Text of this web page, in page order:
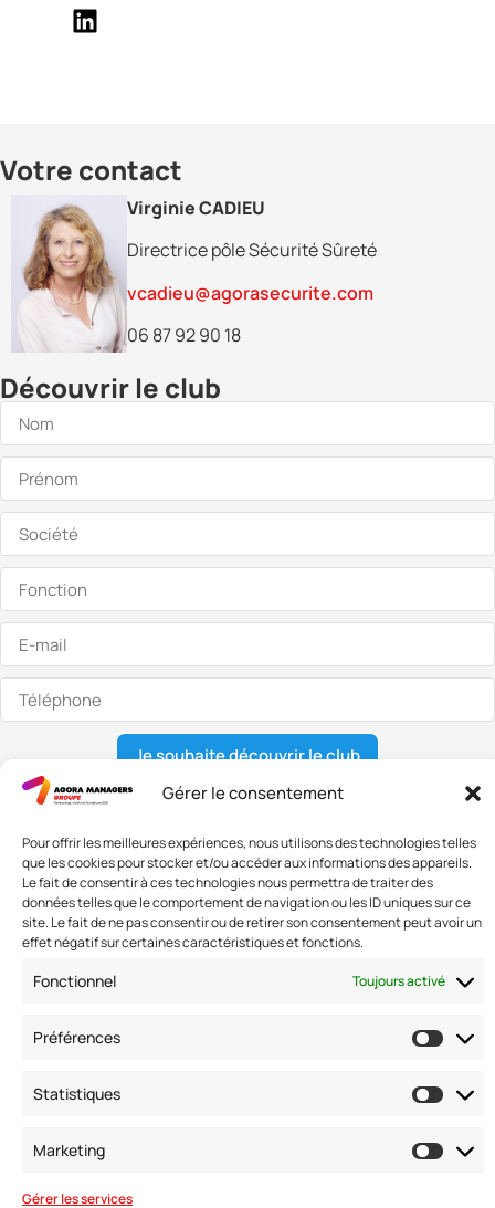
Gérer le consentement
Pour offrir les meilleures expériences, nous utilisons des technologies telles
que les cookies pour stocker et/ou accéder aux informations des appareils.
Le fait de consentir à ces technologies nous permettra de traiter des
données telles que le comportement de navigation ou les ID uniques sur ce
site. Le fait de ne pas consentir ou de retirer son consentement peut avoir un
effet négatif sur certaines caractéristiques et fonctions.
Fonctionnel Toujours activé
Préférences
Statistiques
Marketing
Gérer les services
Votre contact
Virginie CADIEU
Directrice pôle Sécurité Sûreté
vcadieu@agorasecurite.com
06 87 92 90 18
Découvrir le club
Je souhaite découvrir le club
Nous contacter
Adresse: 42 avenue de la Grande Armée 75017 PARIS
Standard :01 47 42 76 60
Fax : 01 40 17 99 21
Nous suivre